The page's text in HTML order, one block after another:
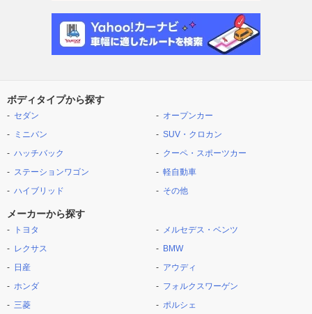
ボディタイプから探す
セダン
ミニバン
ハッチバック
ステーションワゴン
ハイブリッド
オープンカー
SUV・クロカン
クーペ・スポーツカー
軽自動車
その他
メーカーから探す
トヨタ
レクサス
日産
ホンダ
三菱
メルセデス・ベンツ
BMW
アウディ
フォルクスワーゲン
ポルシェ